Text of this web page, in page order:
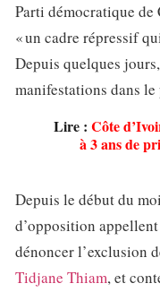
Parti démocratique de
« un cadre répressif
Depuis quelques
manifestations dans
Lire : Côte
à 3 ans de
Depuis le début du
d’opposition
dénoncer l’exclusion
Tidjane Thiam, et